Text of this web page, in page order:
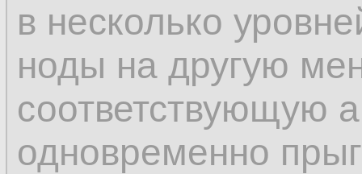
в несколько
ноды на другую
соответствующую
одновременно